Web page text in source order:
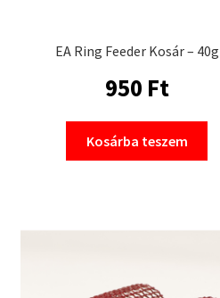
EA Ring Feeder Kosár – 40g
950 Ft
Kosárba teszem